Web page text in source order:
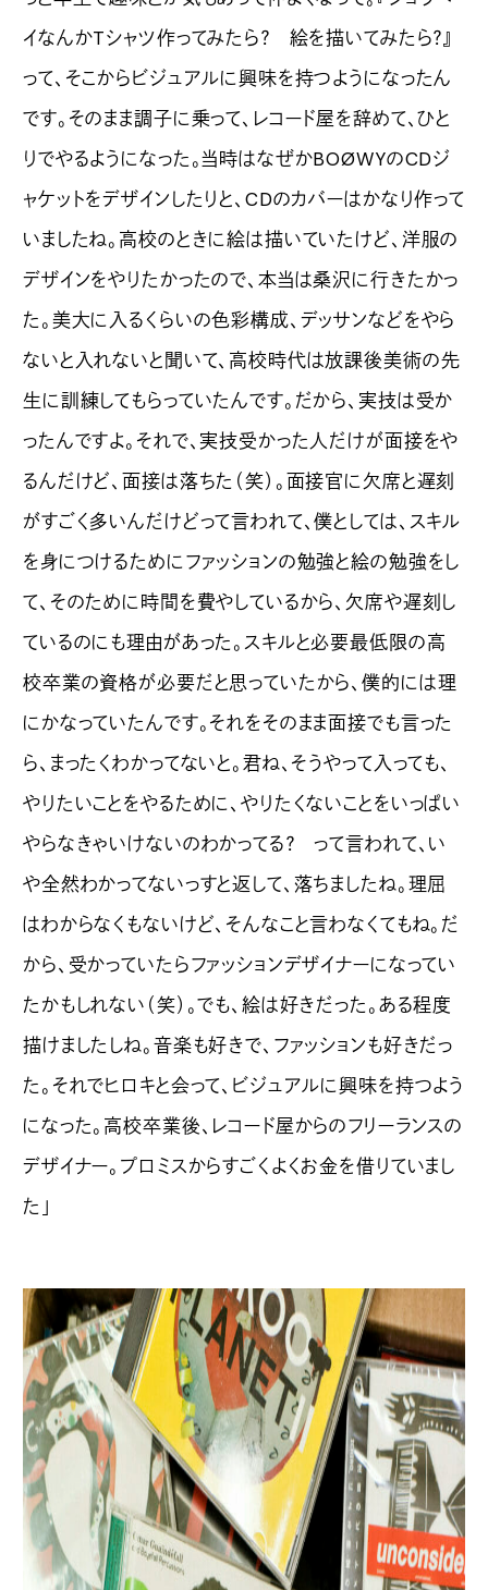
イなんかTシャツ作ってみたら？ 絵を描いてみたら？』
って、そこからビジュアルに興味を持つようになったん
です。そのまま調子に乗って、レコード屋を辞めて、ひと
りでやるようになった。当時はなぜかBOØWYのCDジ
ャケットをデザインしたりと、CDのカバーはかなり作って
いましたね。高校のときに絵は描いていたけど、洋服の
デザインをやりたかったので、本当は桑沢に行きたかっ
た。美大に入るくらいの色彩構成、デッサンなどをやら
ないと入れないと聞いて、高校時代は放課後美術の先
生に訓練してもらっていたんです。だから、実技は受か
ったんですよ。それで、実技受かった人だけが面接をや
るんだけど、面接は落ちた（笑）。面接官に欠席と遅刻
がすごく多いんだけどって言われて、僕としては、スキル
を身につけるためにファッションの勉強と絵の勉強をし
て、そのために時間を費やしているから、欠席や遅刻し
ているのにも理由があった。スキルと必要最低限の高
校卒業の資格が必要だと思っていたから、僕的には理
にかなっていたんです。それをそのまま面接でも言った
ら、まったくわかってないと。君ね、そうやって入っても、
やりたいことをやるために、やりたくないことをいっぱい
やらなきゃいけないのわかってる？ って言われて、い
や全然わかってないっすと返して、落ちましたね。理屈
はわからなくもないけど、そんなこと言わなくてもね。だ
から、受かっていたらファッションデザイナーになってい
たかもしれない（笑）。でも、絵は好きだった。ある程度
描けましたしね。音楽も好きで、ファッションも好きだっ
た。それでヒロキと会って、ビジュアルに興味を持つよう
になった。高校卒業後、レコード屋からのフリーランスの
デザイナー。プロミスからすごくよくお金を借りていまし
た」